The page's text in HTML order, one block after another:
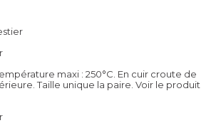
maxi : 250°C. En cuir croute de
Taille unique la paire. Voir le produit